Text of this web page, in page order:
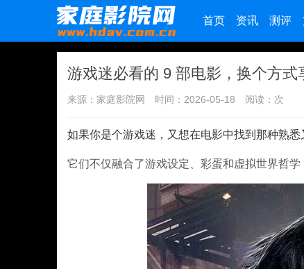
首页 资讯 测评
游戏迷必看的 9 部电影，换个方式
来源：家庭影院网 时间：2026-05-18 阅读： 次
如果你是个游戏迷，又想在电影中找到那种熟悉
它们不仅融合了游戏设定、彩蛋和虚拟世界哲